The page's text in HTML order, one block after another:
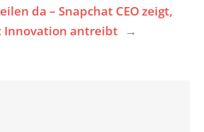
da – Snapchat CEO zeigt,
Innovation antreibt →